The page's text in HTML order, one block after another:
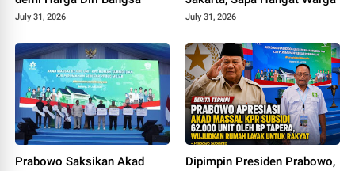
July 31, 2026 July 31, 2026
Prabowo Saksikan Akad
Dipimpin Presiden Prabowo,